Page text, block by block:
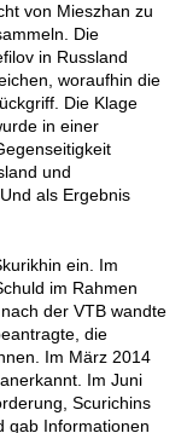
von Mieszhan zu
Die
in Russland
woraufhin die
Die Klage
in einer
und
als Ergebnis
ein. Im
im Rahmen
der VTB wandte
die
Im März 2014
Im Juni
Scurichins
gab Informationen